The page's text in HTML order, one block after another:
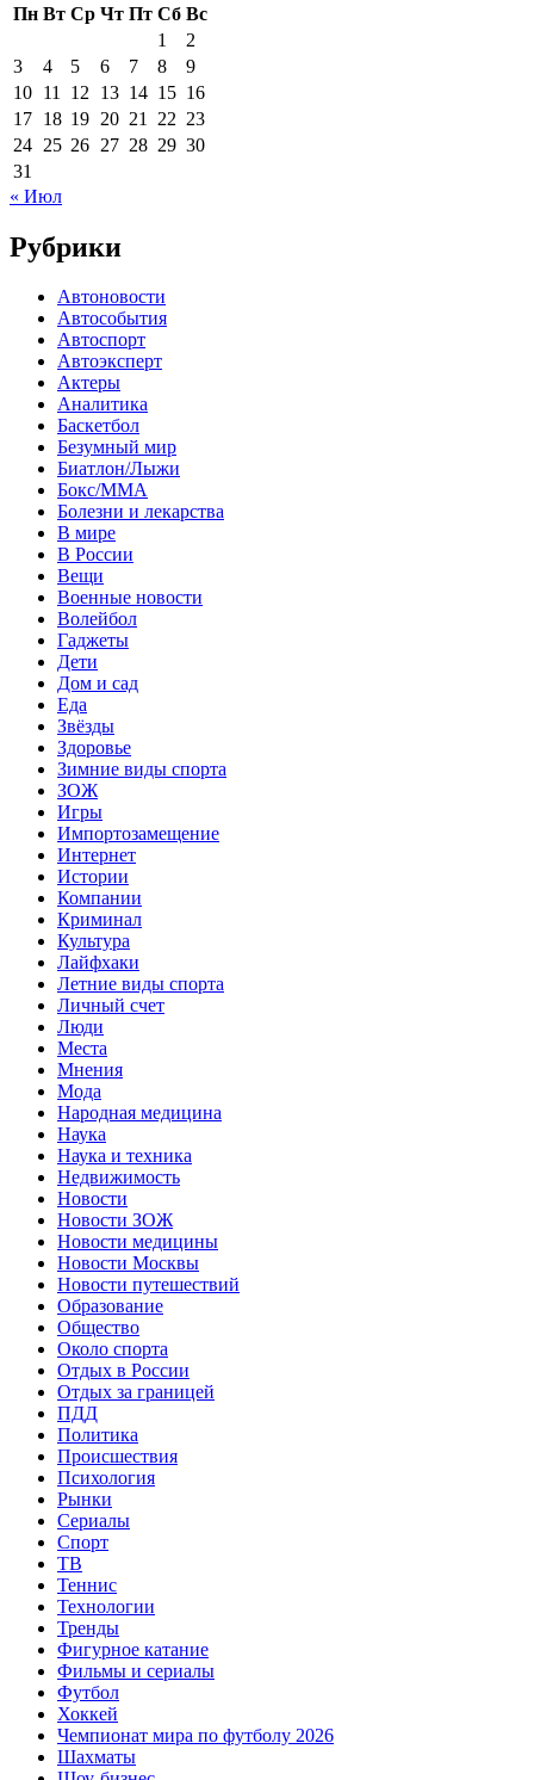
Пн Вт Ср Чт Пт Сб Вс
1
2
3
4 5 6 7 8
9
10 11 12 13 14 15 16
17 18 19 20 21 22 23
24 25 26 27 28 29 30
31
« Июл
Рубрики
Автоновости
Автособытия
Автоспорт
Автоэксперт
Актеры
Аналитика
Баскетбол
Безумный мир
Биатлон/Лыжи
Бокс/MMA
Болезни и лекарства
В мире
В России
Вещи
Военные новости
Волейбол
Гаджеты
Дети
Дом и сад
Еда
Звёзды
Здоровье
Зимние виды спорта
ЗОЖ
Игры
Импортозамещение
Интернет
Истории
Компании
Криминал
Культура
Лайфхаки
Летние виды спорта
Личный счет
Люди
Места
Мнения
Мода
Народная медицина
Наука
Наука и техника
Недвижимость
Новости
Новости ЗОЖ
Новости медицины
Новости Москвы
Новости путешествий
Образование
Общество
Около спорта
Отдых в России
Отдых за границей
ПДД
Политика
Происшествия
Психология
Рынки
Сериалы
Спорт
ТВ
Теннис
Технологии
Тренды
Фигурное катание
Фильмы и сериалы
Футбол
Хоккей
Чемпионат мира по футболу 2026
Шахматы